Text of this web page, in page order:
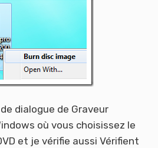
dialogue de Graveur
où vous choisissez le
et je vérifie aussi Vérifient